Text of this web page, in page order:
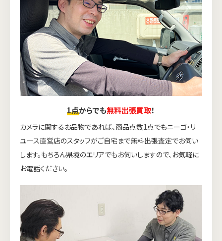
1点からでも無料出張買取！
カメラに関するお品物であれば、商品点数1点でもニーゴ・リ
ユース直営店のスタッフがご自宅まで無料出張査定でお伺い
します。もちろん県境のエリアでもお伺いしますので、お気軽に
お電話ください。